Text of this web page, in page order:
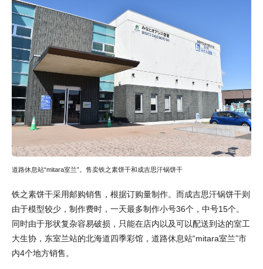
道路休息站“mitara室兰”。售卖铁之素饼干和成吉思汗锅饼干
铁之素饼干采用邮购销售，根据订购量制作。而成吉思汗锅饼干则
由于模型较少，制作费时，一天最多制作小号36个，中号15个。
同时由于形状复杂容易破损，只能在店内以及可以配送到达的室工
大生协，东室兰站的北海道四季彩馆，道路休息站“mitara室兰”市
内4个地方销售。